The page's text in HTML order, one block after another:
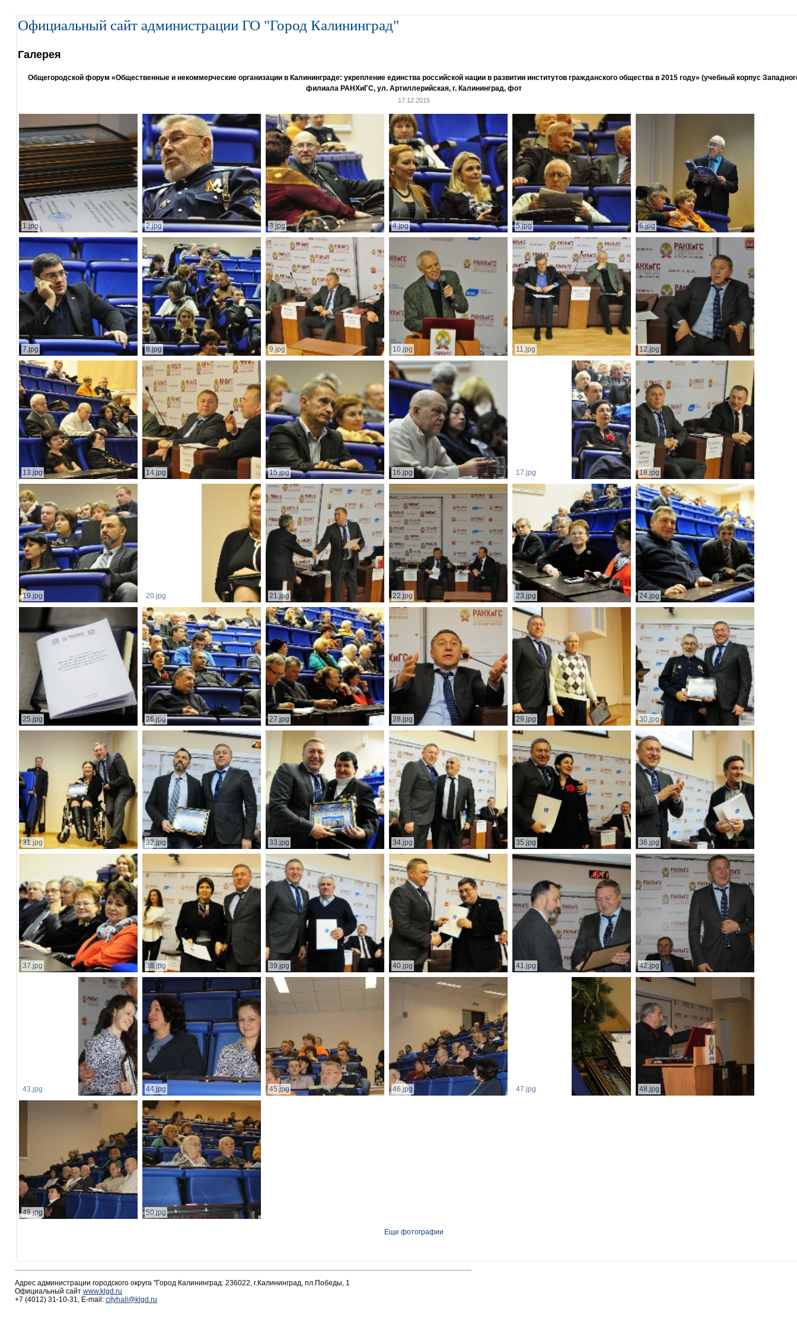
Официальный сайт администрации ГО "Город Калининград"
Галерея
Общегородской форум «Общественные и некоммерческие организации в Калининграде: укрепление единства российской нации в развитии институтов гражданского общества в 2015 году» (учебный корпус
филиала РАНХиГС, ул. Артиллерийская, г. Калининград, фот
17.12.2015
1.jpg 2.jpg 3.jpg 4.jpg 5.jpg 6.jpg
7.jpg 8.jpg 9.jpg 10.jpg 11.jpg 12.jpg
13.jpg 14.jpg 15.jpg 16.jpg 17.jpg 18.jpg
19.jpg 20.jpg 21.jpg 22.jpg 23.jpg 24.jpg
25.jpg 26.jpg 27.jpg 28.jpg 29.jpg 30.jpg
31.jpg 32.jpg 33.jpg 34.jpg 35.jpg 36.jpg
37.jpg 38.jpg 39.jpg 40.jpg 41.jpg 42.jpg
43.jpg 44.jpg 45.jpg 46.jpg 47.jpg 48.jpg
49.jpg 50.jpg
Еще фотографии
Адрес администрации городского округа "Город Калининград: 236022, г.Калининград, пл.Победы, 1
Официальный сайт www.klgd.ru
+7 (4012) 31-10-31, E-mail: cityhall@klgd.ru